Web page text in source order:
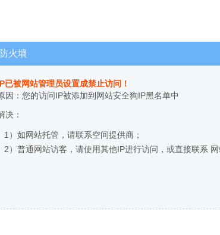
火墙
已被网站管理员设置成禁止访问！
因：您的访问IP被添加到网站安全狗IP黑名单中
决：
1）如网站托管，请联系空间提供商；
2）普通网站访客，请使用其他IP进行访问，或直接联系 网